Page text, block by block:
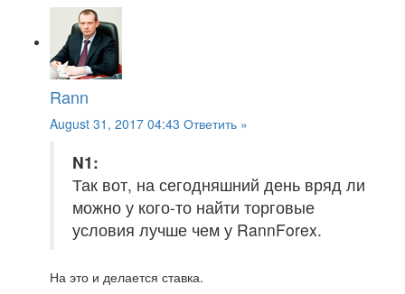
Rann
August 31, 2017 04:43 Ответить »
N1:
Так вот, на сегодняшний день вряд ли
можно у кого-то найти торговые
условия лучше чем у RannForex.
На это и делается ставка.